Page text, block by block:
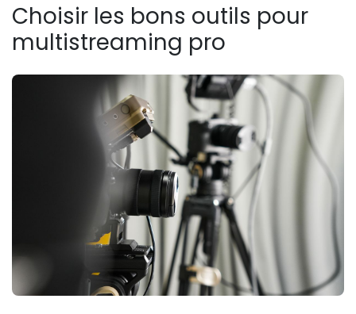
Choisir les bons outils pour
multistreaming pro